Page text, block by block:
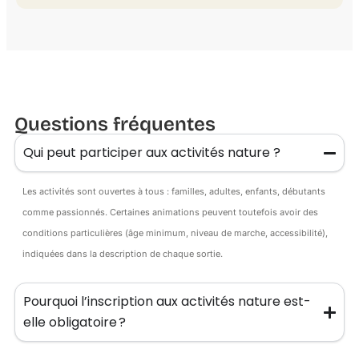
Questions fréquentes
Qui peut participer aux activités nature ?
Les activités sont ouvertes à tous : familles, adultes, enfants, débutants
comme passionnés. Certaines animations peuvent toutefois avoir des
conditions particulières (âge minimum, niveau de marche, accessibilité),
indiquées dans la description de chaque sortie.
Pourquoi l’inscription aux activités nature est-
elle obligatoire ?